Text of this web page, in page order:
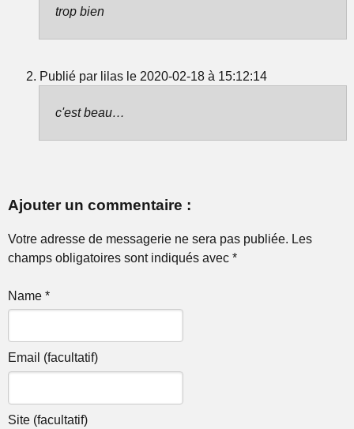
trop bien
Publié par lilas le 2020-02-18 à 15:12:14
c'est beau…
Ajouter un commentaire :
Votre adresse de messagerie ne sera pas publiée. Les
champs obligatoires sont indiqués avec *
Name *
Email (facultatif)
Site (facultatif)